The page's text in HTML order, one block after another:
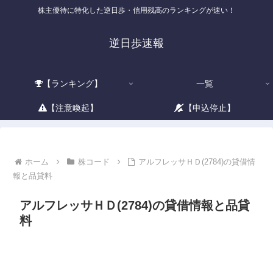
株主優待に特化した逆日歩・信用残高のランキングが速い！
逆日歩速報
【ランキング】 一覧
【注意喚起】 【申込停止】
ホーム 株コード
アルフレッサＨＤ(2784)の貸借情
報と品貸料
アルフレッサＨＤ(2784)の貸借情報と品貸
料